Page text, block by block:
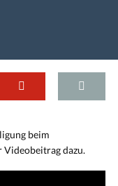
beim
Videobeitrag dazu.